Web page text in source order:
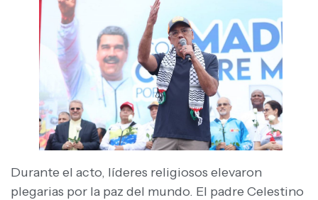
Durante el acto, líderes religiosos elevaron
plegarias por la paz del mundo. El padre Celestino